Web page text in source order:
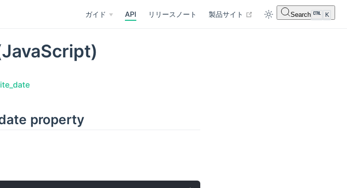
ガイド API リリースノート 製品サイト open in new window
Search K
property